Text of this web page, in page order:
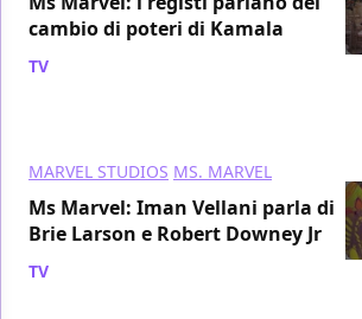
cambio di poteri di Kamala
TV
MARVEL STUDIOS MS. MARVEL
Ms Marvel: Iman Vellani parla di
Brie Larson e Robert Downey Jr
TV